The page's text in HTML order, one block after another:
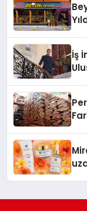
İş